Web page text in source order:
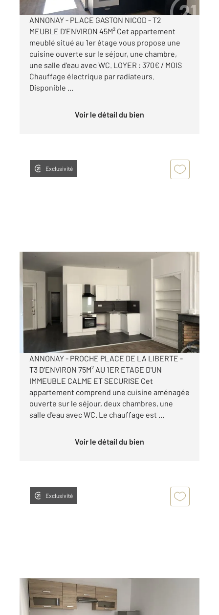
ANNONAY - PLACE GASTON NICOD - T2
MEUBLE D'ENVIRON 45M² Cet appartement
meublé situé au 1er étage vous propose une
cuisine ouverte sur le séjour, une chambre,
une salle d'eau avec WC. LOYER : 370€ / MOIS
Chauffage électrique par radiateurs.
Disponible ...
Voir le détail du bien
Exclusivité
ANNONAY 07
75 m2, 3 pièces
Ref : 5305
Appartement T3 à louer
550 €
par mois charges comprises
ANNONAY - PROCHE PLACE DE LA LIBERTE -
T3 D'ENVIRON 75M² AU 1ER ETAGE D'UN
IMMEUBLE CALME ET SECURISE Cet
appartement comprend une cuisine aménagée
ouverte sur le séjour, deux chambres, une
salle d'eau avec WC. Le chauffage est ...
Voir le détail du bien
Exclusivité
ANNONAY 07
34,72 m2, 2 pièces
Ref : 5274